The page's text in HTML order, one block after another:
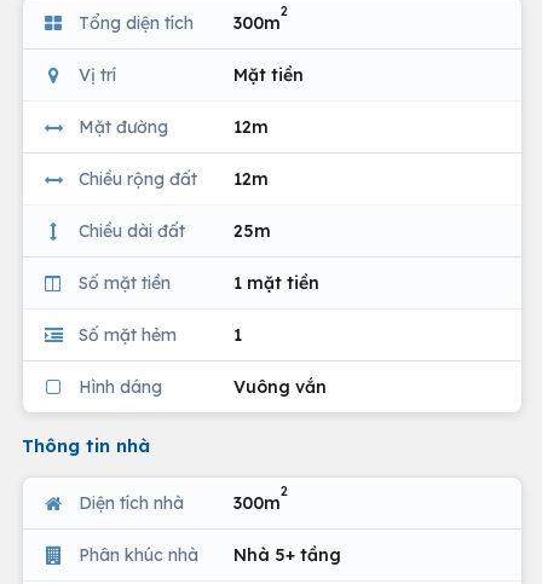
Tổng diện tích 300m
2
Vị trí Mặt tiền
Mặt đường 12m
Chiều rộng đất 12m
Chiều dài đất 25m
Số mặt tiền 1 mặt tiền
Số mặt hẻm 1
Hình dáng Vuông vắn
Thông tin nhà
Diện tích nhà 300m
2
Phân khúc nhà Nhà 5+ tầng